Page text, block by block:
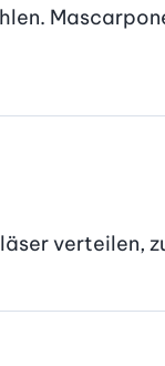
verteilen,